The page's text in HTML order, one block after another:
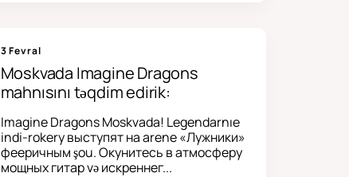
3 Fevral
Moskvada Imagine Dragons
mahnısını təqdim edirik:
Imagine Dragons Moskvada! Legendarnıe
indi-rokery выступят на arene «Лужники»
фееричным şou. Окунитесь в атмосферу
мощных гитар və искреннег...